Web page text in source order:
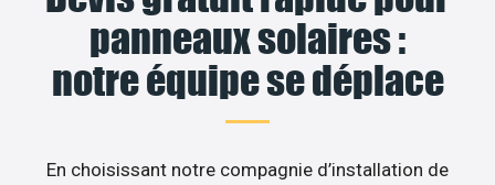
panneaux solaires :
notre équipe se déplace
En choisissant notre compagnie d’installation de